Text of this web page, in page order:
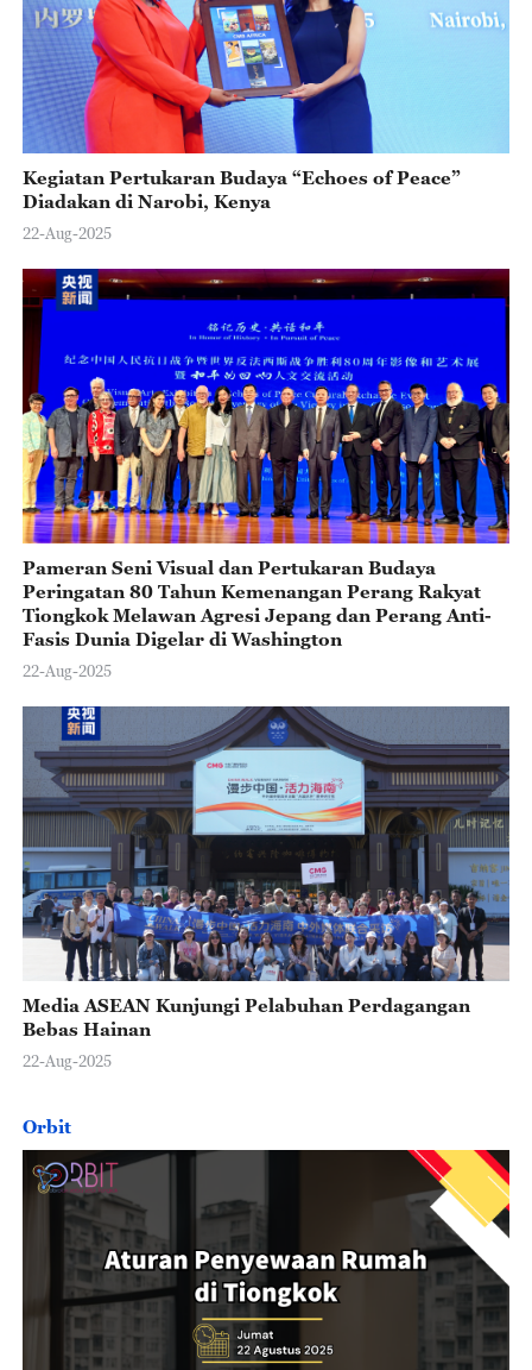
Kegiatan Pertukaran Budaya “Echoes of Peace”
Diadakan di Narobi, Kenya
22-Aug-2025
Pameran Seni Visual dan Pertukaran Budaya
Peringatan 80 Tahun Kemenangan Perang Rakyat
Tiongkok Melawan Agresi Jepang dan Perang Anti-
Fasis Dunia Digelar di Washington
22-Aug-2025
Media ASEAN Kunjungi Pelabuhan Perdagangan
Bebas Hainan
22-Aug-2025
Orbit